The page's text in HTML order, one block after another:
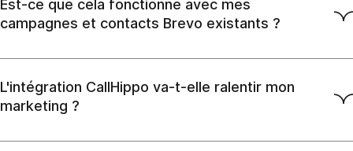
Est-ce que cela fonctionne avec mes
campagnes et contacts Brevo existants ?
L'intégration CallHippo va-t-elle ralentir mon
marketing ?